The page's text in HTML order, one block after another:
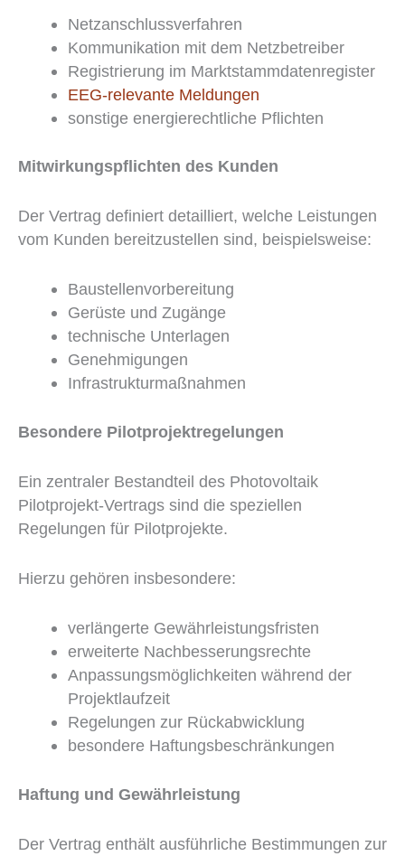
Netzanschlussverfahren
Kommunikation mit dem Netzbetreiber
Registrierung im Marktstammdatenregister
EEG-relevante Meldungen
sonstige energierechtliche Pflichten
Mitwirkungspflichten des Kunden
Der Vertrag definiert detailliert, welche Leistungen
vom Kunden bereitzustellen sind, beispielsweise:
Baustellenvorbereitung
Gerüste und Zugänge
technische Unterlagen
Genehmigungen
Infrastrukturmaßnahmen
Besondere Pilotprojektregelungen
Ein zentraler Bestandteil des Photovoltaik
Pilotprojekt-Vertrags sind die speziellen
Regelungen für Pilotprojekte.
Hierzu gehören insbesondere:
verlängerte Gewährleistungsfristen
erweiterte Nachbesserungsrechte
Anpassungsmöglichkeiten während der
Projektlaufzeit
Regelungen zur Rückabwicklung
besondere Haftungsbeschränkungen
Haftung und Gewährleistung
Der Vertrag enthält ausführliche Bestimmungen zur